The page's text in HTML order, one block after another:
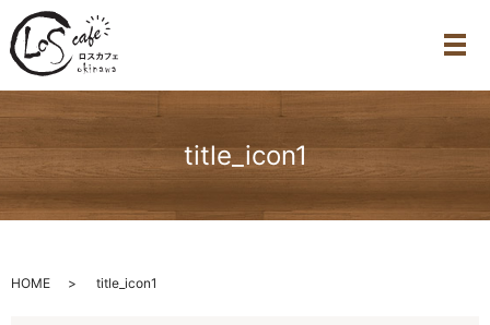
メ
title_icon1
HOME title_icon1